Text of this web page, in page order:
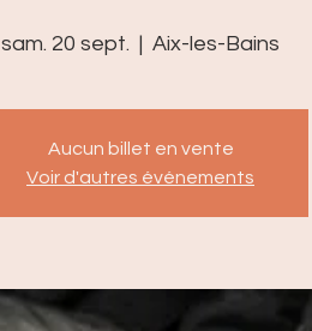
sam. 20 sept.
  |
Aix-les-Bains
Aucun billet en vente
Voir d'autres événements